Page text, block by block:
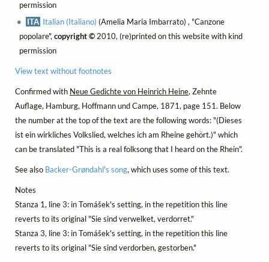
permission
ITA Italian (Italiano) (Amelia Maria Imbarrato) , "Canzone
popolare", copyright ©2010, (re)printed on this website with kind
permission
View text without footnotes
Confirmed with Neue Gedichte von Heinrich Heine, Zehnte
Auflage, Hamburg, Hoffmann und Campe, 1871, page 151. Below
the number at the top of the text are the following words: "(Dieses
ist ein wirkliches Volkslied, welches ich am Rheine gehört.)" which
can be translated "This is a real folksong that I heard on the Rhein".
See also Backer-Grøndahl's song, which uses some of this text.
Notes
Stanza 1, line 3: in Tomášek's setting, in the repetition this line
reverts to its original "Sie sind verwelket, verdorret."
Stanza 3, line 3: in Tomášek's setting, in the repetition this line
reverts to its original "Sie sind verdorben, gestorben."